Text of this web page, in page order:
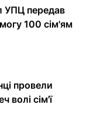
УПЦ передав
100 сім'ям
провели
волі сім'ї